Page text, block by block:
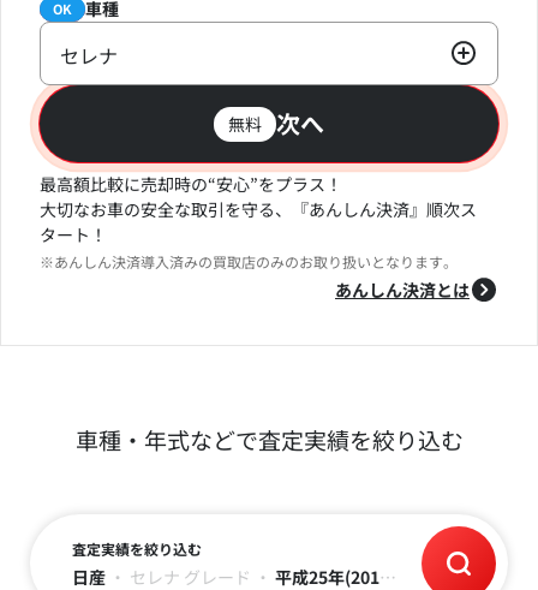
必須 車種
OK
セレナ
無料 次へ
最高額比較に売却時の“安心”をプラス！
大切なお車の安全な取引を守る、『あんしん決済』順次ス
タート！
※あんしん決済導入済みの買取店のみのお取り扱いとなります。
あんしん決済とは
車種・年式などで査定実績を絞り込む
査定実績を絞り込む
日産 ・ セレナ グレード ・ 平成25年(2013) 走行距離